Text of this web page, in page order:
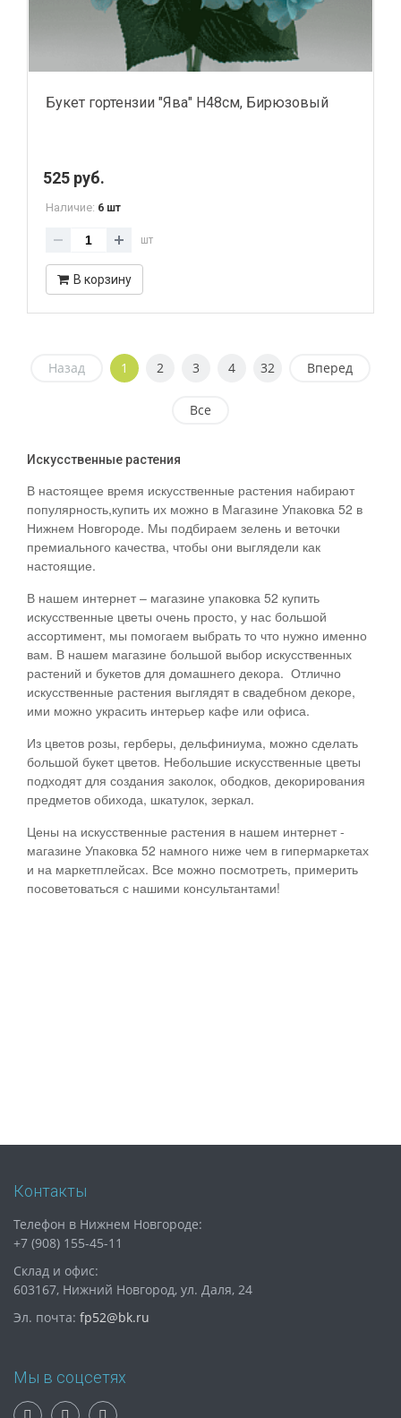
Букет гортензии "Ява" H48см, Бирюзовый
525 руб.
Наличие: 6 шт
шт
В корзину
Назад 1 2 3 4 32 Вперед
Все
Искусственные растения
В настоящее время искусственные растения набирают
популярность,купить их можно в Магазине Упаковка 52 в
Нижнем Новгороде. Мы подбираем зелень и веточки
премиального качества, чтобы они выглядели как
настоящие.
В нашем интернет – магазине упаковка 52 купить
искусственные цветы очень просто, у нас большой
ассортимент, мы помогаем выбрать то что нужно именно
вам. В нашем магазине большой выбор искусственных
растений и букетов для домашнего декора. Отлично
искусственные растения выглядят в свадебном декоре,
ими можно украсить интерьер кафе или офиса.
Из цветов розы, герберы, дельфиниума, можно сделать
большой букет цветов. Небольшие искусственные цветы
подходят для создания заколок, ободков, декорирования
предметов обихода, шкатулок, зеркал.
Цены на искусственные растения в нашем интернет -
магазине Упаковка 52 намного ниже чем в гипермаркетах
и на маркетплейсах. Все можно посмотреть, примерить
посоветоваться с нашими консультантами!
Контакты
Телефон в Нижнем Новгороде:
+7 (908) 155-45-11
Склад и офис:
603167, Нижний Новгород, ул. Даля, 24
Эл. почта: fp52@bk.ru
Мы в соцсетях